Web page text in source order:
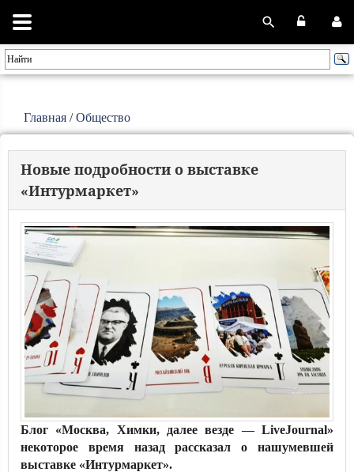
Главная /Общество
Новые подробности о выставке
«Интурмаркет»
Блог «Москва, Химки, далее везде — LiveJournal»
некоторое время назад рассказал о нашумевшей
выставке «Интурмаркет».